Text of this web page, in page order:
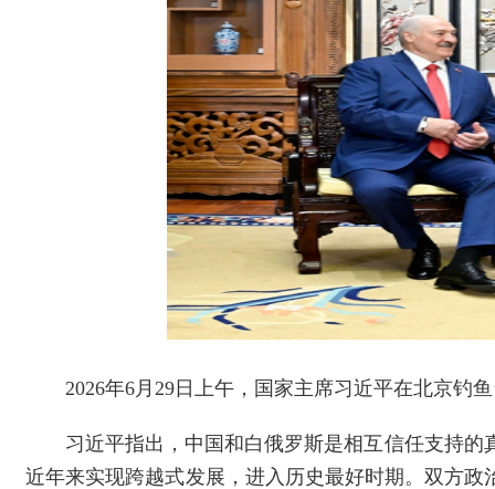
2026年6月29日上午，国家主席习近平在北京钓
习近平指出，中国和白俄罗斯是相互信任支持
近年来实现跨越式发展，进入历史最好时期。双方